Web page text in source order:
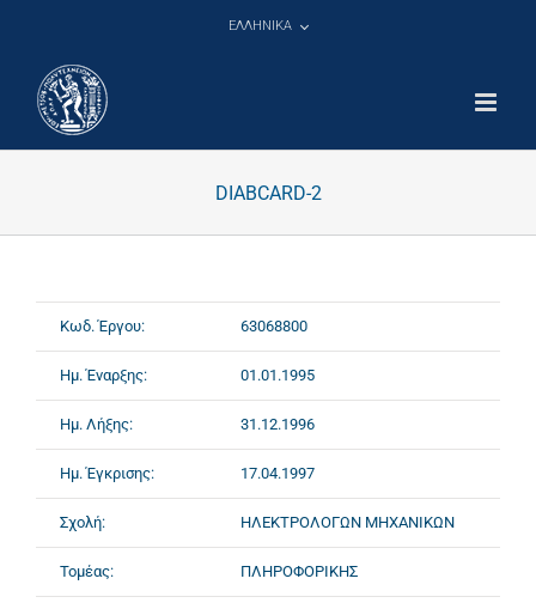
ΕΛΛΗΝΙΚΑ
DIABCARD-2
Κωδ. Έργου: 63068800
Ημ. Έναρξης: 01.01.1995
Ημ. Λήξης: 31.12.1996
Ημ. Έγκρισης: 17.04.1997
Σχολή: ΗΛΕΚΤΡΟΛΟΓΩΝ ΜΗΧΑΝΙΚΩΝ
Τομέας: ΠΛΗΡΟΦΟΡΙΚΗΣ